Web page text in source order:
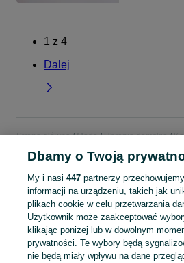
1 z 4
Dalej
Strona główna Moda Ubrania damskie
KATEGORIA
Mapa kategorii
Dbamy o Twoją
My i nasi 447partnerzy
informacji na urządzeniu, takich jak
plikach cookie w celu przetwarzania
Użytkownik może zaakceptować
klikając poniżej lub w dowolnym
prywatności. Te wybory będą
nie będą miały wpływu na dane